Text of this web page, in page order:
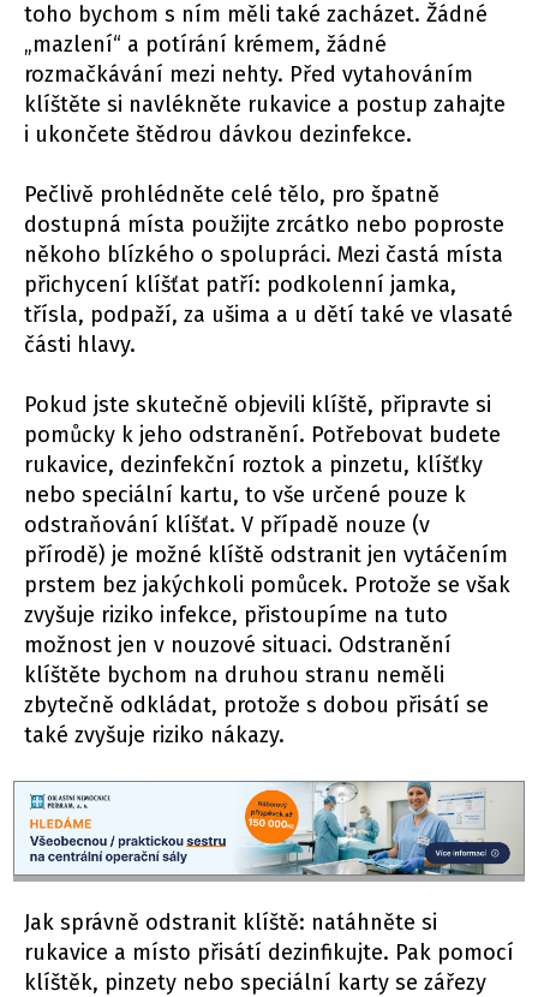
toho bychom s ním měli také zacházet. Žádné
„mazlení“ a potírání krémem, žádné
rozmačkávání mezi nehty. Před vytahováním
klíštěte si navlékněte rukavice a postup zahajte
i ukončete štědrou dávkou dezinfekce.
Pečlivě prohlédněte celé tělo, pro špatně
dostupná místa použijte zrcátko nebo poproste
někoho blízkého o spolupráci. Mezi častá místa
přichycení klíšťat patří: podkolenní jamka,
třísla, podpaží, za ušima a u dětí také ve vlasaté
části hlavy.
Pokud jste skutečně objevili klíště, připravte si
pomůcky k jeho odstranění. Potřebovat budete
rukavice, dezinfekční roztok a pinzetu, klíšťky
nebo speciální kartu, to vše určené pouze k
odstraňování klíšťat. V případě nouze (v
přírodě) je možné klíště odstranit jen vytáčením
prstem bez jakýchkoli pomůcek. Protože se však
zvyšuje riziko infekce, přistoupíme na tuto
možnost jen v nouzové situaci. Odstranění
klíštěte bychom na druhou stranu neměli
zbytečně odkládat, protože s dobou přisátí se
také zvyšuje riziko nákazy.
Jak správně odstranit klíště: natáhněte si
rukavice a místo přisátí dezinfikujte. Pak pomocí
klíštěk, pinzety nebo speciální karty se zářezy